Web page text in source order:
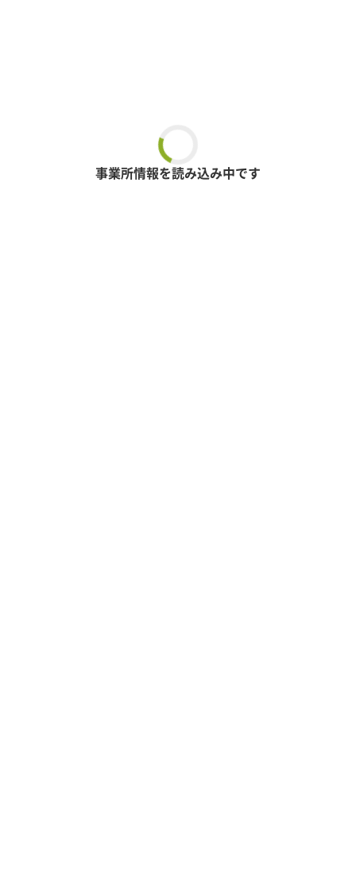
事業所情報を読み込み中です